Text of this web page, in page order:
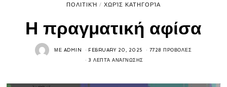
ΠΟΛΙΤΙΚΉ / ΧΩΡΊΣ ΚΑΤΗΓΟΡΊΑ
Η πραγματική αφίσα
ΜΕ ADMIN FEBRUARY 20, 2025 7728 ΠΡΟΒΟΛΈΣ
3 ΛΕΠΤΆ ΑΝΆΓΝΩΣΗΣ